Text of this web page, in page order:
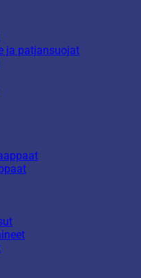
ja patjansuojat